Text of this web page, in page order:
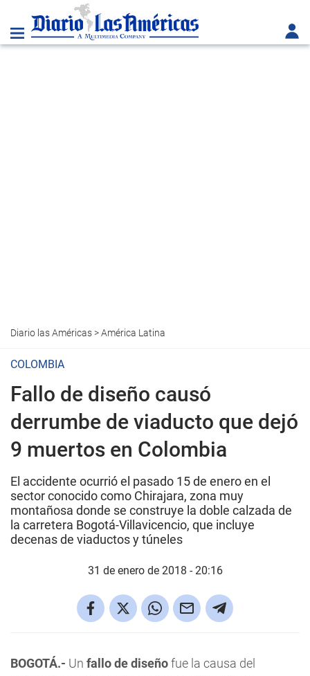
Diario las Américas>América Latina
COLOMBIA
Fallo de diseño causó
derrumbe de viaducto que dejó
9 muertos en Colombia
El accidente ocurrió el pasado 15 de enero en el
sector conocido como Chirajara, zona muy
montañosa donde se construye la doble calzada de
la carretera Bogotá-Villavicencio, que incluye
decenas de viaductos y túneles
31 de enero de 2018 - 20:16
BOGOTÁ.- Un fallo de diseñofue la causa del